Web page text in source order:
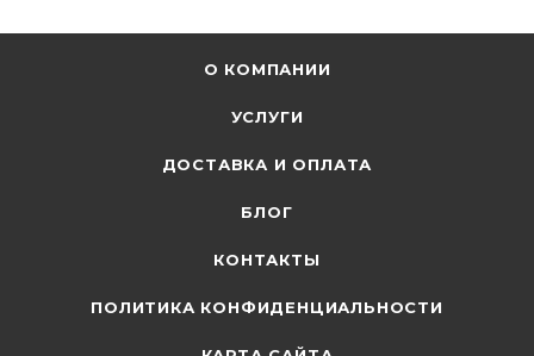
О КОМПАНИИ
УСЛУГИ
ДОСТАВКА И ОПЛАТА
БЛОГ
КОНТАКТЫ
ПОЛИТИКА КОНФИДЕНЦИАЛЬНОСТИ